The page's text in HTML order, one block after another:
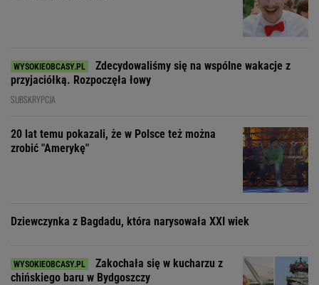
Zdecydowaliśmy się na wspólne wakacje z
przyjaciółką. Rozpoczęła łowy
SUBSKRYPCJA
20 lat temu pokazali, że w Polsce też można
zrobić "Amerykę"
Dziewczynka z Bagdadu, która narysowała XXI wiek
Zakochała się w kucharzu z
chińskiego baru w Bydgoszczy